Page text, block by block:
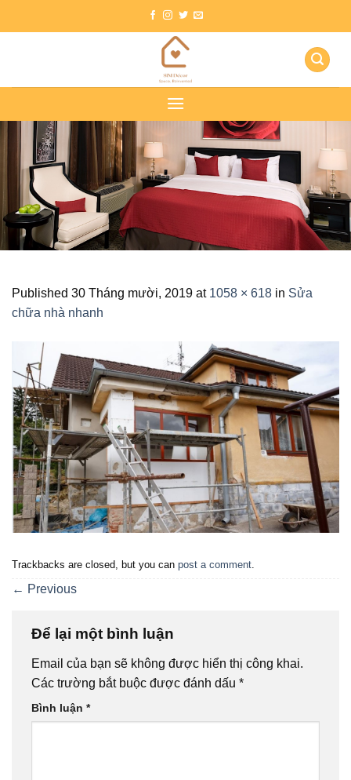
Published 30 Tháng mười, 2019 at 1058 × 618 in Sửa
chữa nhà nhanh
Trackbacks are closed, but you can post a comment
← Previous
Để lại một bình luận
Email của bạn sẽ không được hiển thị công khai.
Các trường bắt buộc được đánh dấu *
Bình luận *